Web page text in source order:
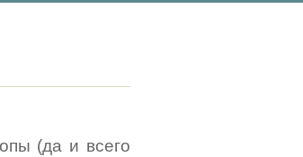
(да и всего